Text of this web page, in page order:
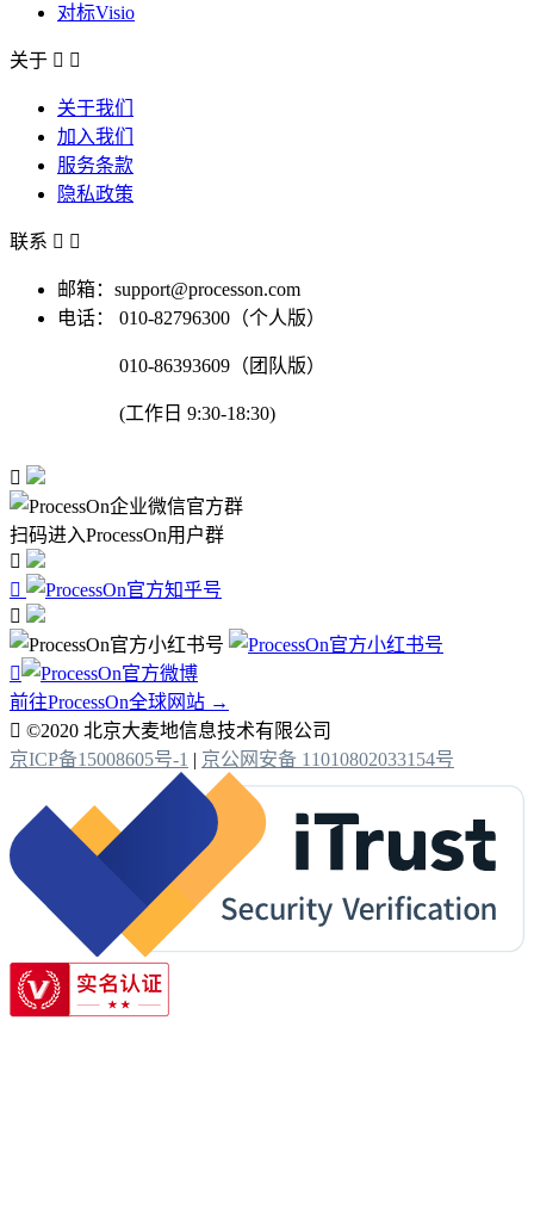
对标Visio
关于  
关于我们
加入我们
服务条款
隐私政策
联系  
邮箱：support@processon.com
电话：
010-82796300（个人版）
010-86393609（团队版）
(工作日 9:30-18:30)

扫码进入ProcessOn用户群




前往ProcessOn全球网站 →
 ©2020 北京大麦地信息技术有限公司
京ICP备15008605号-1 | 京公网安备 11010802033154号